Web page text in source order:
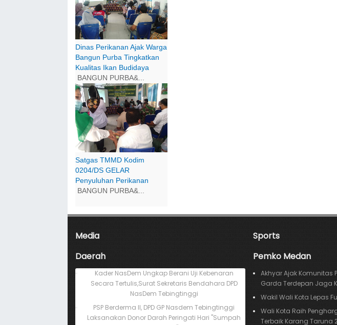
Dinas Perikanan Ajak Warga
Bangun Purba Tingkatkan
Kualitas Ikan Budidaya
BANGUN PURBA&...
Satgas TMMD Kodim
0204/DS GELAR
Penyuluhan Perikanan
BANGUN PURBA&...
Media
Daerah
Kader NasDem Ungkap Berani Uji Kebenaran
Secara Tertulis,Surat Sekretaris Bendahara DPD
NasDem Tebingtinggi
PSP Berderma II, DPD GP Nasdem Tebingtinggi
Laksanakan Donor Darah Peringati Hari "Sumpah
Sports
Pemko Medan
Akhyar Ajak Komunitas
Garda Terdepan Jaga
Wakil Wali Kota Lepas
Wali Kota Raih
Terbaik Karang Taruna